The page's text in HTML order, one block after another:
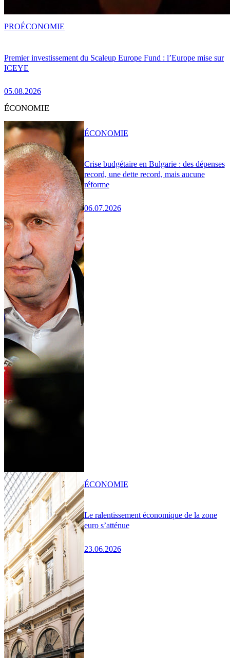
Premier investissement du Scaleup Europe Fund : l’Europe mise sur
ICEYE
05.08.2026
PROÉCONOMIE
ÉCONOMIE
Crise budgétaire en Bulgarie : des dépenses
record, une dette record, mais aucune
réforme
06.07.2026
ÉCONOMIE
Le ralentissement économique de la zone
euro s’atténue
23.06.2026
ÉCONOMIE